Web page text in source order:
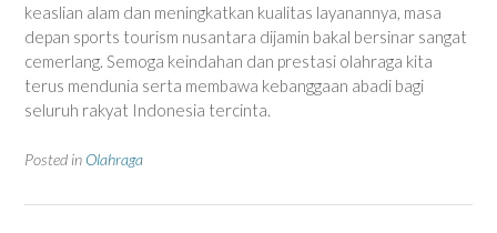
keaslian alam dan meningkatkan kualitas layanannya, masa
depan sports tourism nusantara dijamin bakal bersinar sangat
cemerlang. Semoga keindahan dan prestasi olahraga kita
terus mendunia serta membawa kebanggaan abadi bagi
seluruh rakyat Indonesia tercinta.
Posted in Olahraga